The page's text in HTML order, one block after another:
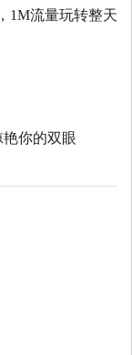
1M流量玩转整天
你的双眼